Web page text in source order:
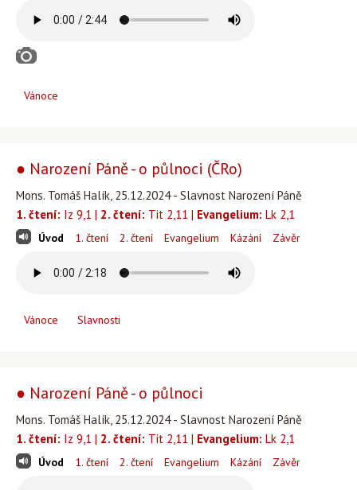
Vánoce
● Narození Páně - o půlnoci (ČRo)
Mons. Tomáš Halík, 25.12.2024 - Slavnost Narození Páně
1. čtení: Iz 9,1 | 2. čtení: Tit 2,11 | Evangelium: Lk 2,1
Úvod 1. čtení 2. čtení Evangelium Kázání Závěr
Vánoce Slavnosti
● Narození Páně - o půlnoci
Mons. Tomáš Halík, 25.12.2024 - Slavnost Narození Páně
1. čtení: Iz 9,1 | 2. čtení: Tit 2,11 | Evangelium: Lk 2,1
Úvod 1. čtení 2. čtení Evangelium Kázání Závěr